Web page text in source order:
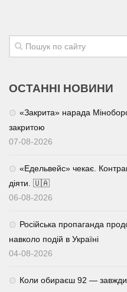
ОСТАННІ НОВИНИ
«Закрита» нарада
закритою
07-08-2026
«Едельвейс» чекає.
діяти. 🇺🇦
06-08-2026
Російська пропаганда
навколо подій в Україні
04-08-2026
Коли обираєш 92 —